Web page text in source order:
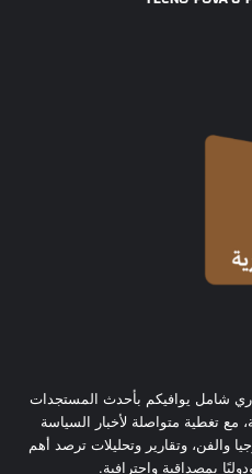
شامل يوافيكم بأحدث المستجدات
مع تغطية متواصلة لأخبار السياسة
والفن، وتقارير وتحليلات ترصد أهم
بمصداقية واحترافية.